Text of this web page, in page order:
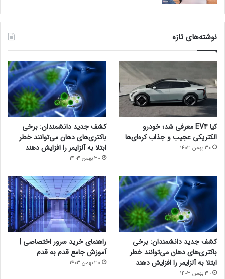
نوشته‌های تازه
کیا EV4 معرفی شد؛ خودرو
الکتریکی عجیب و جذاب کره‌ای‌ها
30 بهمن 1403
کشف جدید دانشمندان: برخی
باکتری‌های دهان می‌توانند خطر
ابتلا به آلزایمر را افزایش دهند
30 بهمن 1403
کشف جدید دانشمندان: برخی
باکتری‌های دهان می‌توانند خطر
ابتلا به آلزایمر را افزایش دهند
30 بهمن 1403
راهنمای خرید سرور اختصاصی |
آموزش جامع قدم به قدم
30 بهمن 1403